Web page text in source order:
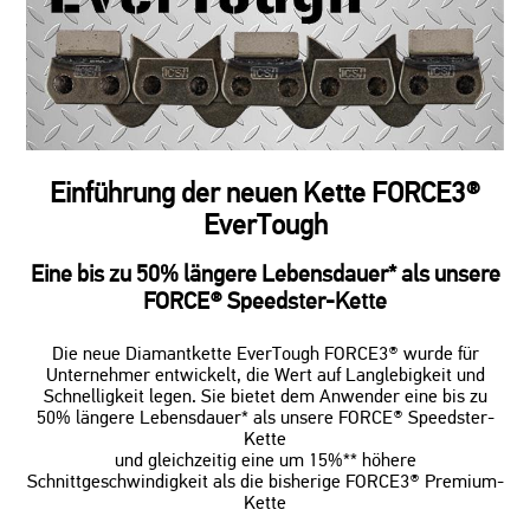
Einführung der neuen Kette FORCE3®
EverTough
Eine bis zu 50% längere Lebensdauer* als unsere
FORCE® Speedster-Kette
Die neue Diamantkette EverTough FORCE3® wurde für
Unternehmer entwickelt, die Wert auf Langlebigkeit und
Schnelligkeit legen. Sie bietet dem Anwender eine bis zu
50% längere Lebensdauer* als unsere FORCE® Speedster-
Kette
und gleichzeitig eine um 15%** höhere
Schnittgeschwindigkeit als die bisherige FORCE3® Premium-
Kette